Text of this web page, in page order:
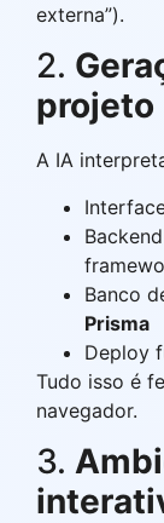
externa”).
2.
projeto
A IA
Banco
Prisma
Deploy
Tudo isso é
navegador.
3.